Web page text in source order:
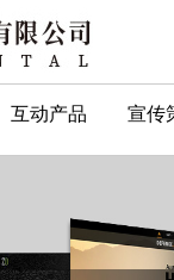
互动产品 宣传